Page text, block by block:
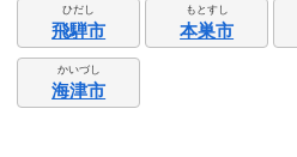
ひだし
飛騨市
もとすし
本巣市
かいづし
海津市